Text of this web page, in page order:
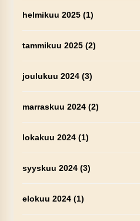
helmikuu 2025(1)
tammikuu 2025(2)
joulukuu 2024(3)
marraskuu 2024(2)
lokakuu 2024(1)
syyskuu 2024(3)
elokuu 2024(1)